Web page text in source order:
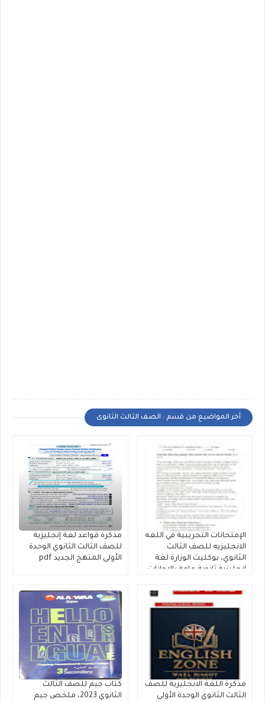
أخر المواضيع من قسم : الصف الثالث الثانوى
الإمتحانات التجريبية في اللغه
الانجليزيه للصف الثالث
الثانوي، بوكليت الوزارة لغة
إنجليزية ثانوية عامة بالإجابات
مذكرة قواعد لغة إنجليزية
للصف الثالث الثانوي الوحدة
الأولى المنهج الجديد pdf
مذكرة اللغة الانجليزية للصف
الثالث الثانوي الوحدة الأولى
كتاب جيم للصف الثالث
الثانوي 2023، ملخص جيم